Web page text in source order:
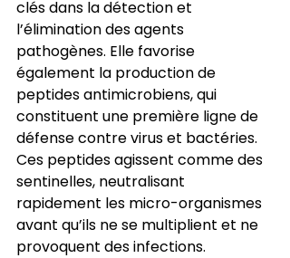
clés dans la détection et
l’élimination des agents
pathogènes. Elle favorise
également la production de
peptides antimicrobiens, qui
constituent une première ligne de
défense contre virus et bactéries.
Ces peptides agissent comme des
sentinelles, neutralisant
rapidement les micro-organismes
avant qu’ils ne se multiplient et ne
provoquent des infections.